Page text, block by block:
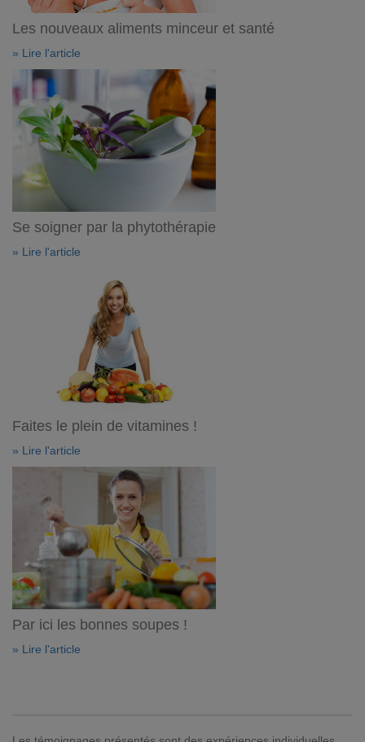
Les nouveaux aliments minceur et santé
» Lire l'article
Se soigner par la phytothérapie
» Lire l'article
Faites le plein de vitamines !
» Lire l'article
Par ici les bonnes soupes !
» Lire l'article